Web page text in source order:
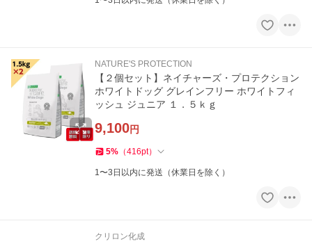
NATURE'S PROTECTION
【２個セット】ネイチャーズ・プロテクション
ホワイトドッグ グレインフリー ホワイトフィ
ッシュ ジュニア １．５ｋｇ
9,100円
5% （416pt）
1〜3日以内に発送（休業日を除く）
クリロン化成